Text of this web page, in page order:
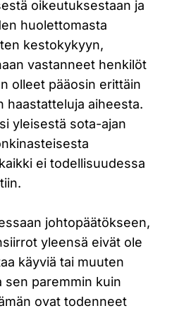
oikeutuksestaan ja
huolettomasta
kestokykyyn,
vastanneet henkilöt
olleet pääosin erittäin
haastatteluja aiheesta.
yleisestä sota-ajan
ei todellisuudessa
johtopäätökseen,
yleensä eivät ole
käyviä tai muuten
sen paremmin kuin
ovat todenneet